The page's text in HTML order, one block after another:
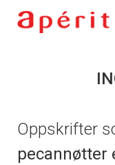
Oppskrifter
pecannøtter